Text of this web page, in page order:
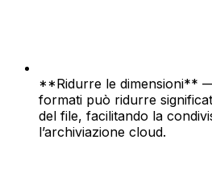
**Ridurre le dimensioni**
formati può ridurre
del file, facilitando la
l’archiviazione cloud.